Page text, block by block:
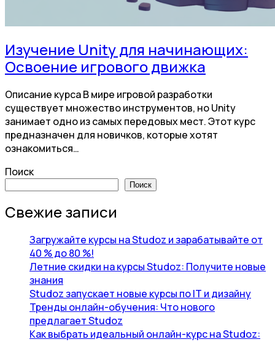
Изучение Unity для начинающих:
Освоение игрового движка
Описание курса В мире игровой разработки
существует множество инструментов, но Unity
занимает одно из самых передовых мест. Этот курс
предназначен для новичков, которые хотят
ознакомиться…
Поиск
Поиск
Свежие записи
Загружайте курсы на Studoz и зарабатывайте от
40 % до 80 %!
Летние скидки на курсы Studoz: Получите новые
знания
Studoz запускает новые курсы по IT и дизайну
Тренды онлайн-обучения: Что нового
предлагает Studoz
Как выбрать идеальный онлайн-курс на Studoz: